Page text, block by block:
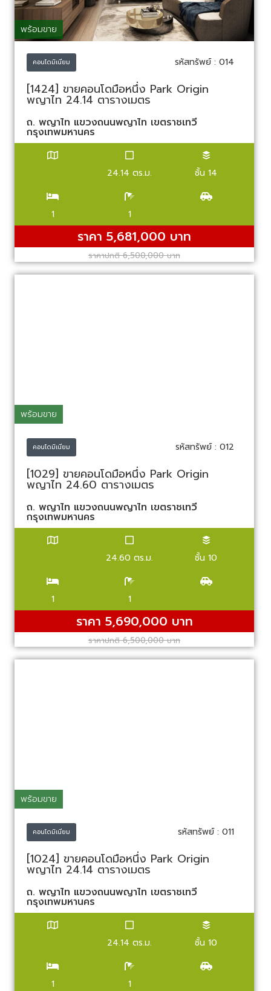
พร้อมขาย
คอนโดมิเนียม รหัสทรัพย์ : 014
[1424] ขายคอนโดมือหนึ่ง Park Origin
พญาไท 24.14 ตารางเมตร
ถ. พญาไท แขวงถนนพญาไท เขตราชเทวี
กรุงเทพมหานคร
24.14 ตร.ม. ชั้น 14
1 1
ราคา 5,681,000 บาท
ราคาปกติ 6,500,000 บาท
พร้อมขาย
คอนโดมิเนียม รหัสทรัพย์ : 012
[1029] ขายคอนโดมือหนึ่ง Park Origin
พญาไท 24.60 ตารางเมตร
ถ. พญาไท แขวงถนนพญาไท เขตราชเทวี
กรุงเทพมหานคร
24.60 ตร.ม. ชั้น 10
1 1
ราคา 5,690,000 บาท
ราคาปกติ 6,500,000 บาท
พร้อมขาย
คอนโดมิเนียม รหัสทรัพย์ : 011
[1024] ขายคอนโดมือหนึ่ง Park Origin
พญาไท 24.14 ตารางเมตร
ถ. พญาไท แขวงถนนพญาไท เขตราชเทวี
กรุงเทพมหานคร
24.14 ตร.ม. ชั้น 10
1 1